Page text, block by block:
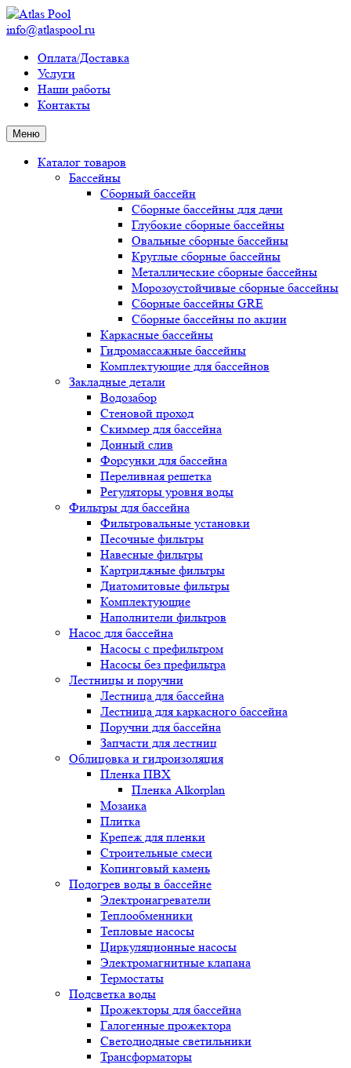
info@atlaspool.ru
Оплата/Доставка
Услуги
Наши работы
Контакты
Меню
Каталог товаров
Бассейны
Сборный бассейн
Сборные бассейны для дачи
Глубокие сборные бассейны
Овальные сборные бассейны
Круглые сборные бассейны
Металлические сборные бассейны
Морозоустойчивые сборные бассейны
Сборные бассейны GRE
Сборные бассейны по акции
Каркасные бассейны
Гидромассажные бассейны
Комплектующие для бассейнов
Закладные детали
Водозабор
Стеновой проход
Скиммер для бассейна
Донный слив
Форсунки для бассейна
Переливная решетка
Регуляторы уровня воды
Фильтры для бассейна
Фильтровальные установки
Песочные фильтры
Навесные фильтры
Картриджные фильтры
Диатомитовые фильтры
Комплектующие
Наполнители фильтров
Насос для бассейна
Насосы с префильтром
Насосы без префильтра
Лестницы и поручни
Лестница для бассейна
Лестница для каркасного бассейна
Поручни для бассейна
Запчасти для лестниц
Облицовка и гидроизоляция
Пленка ПВХ
Пленка Alkorplan
Мозаика
Плитка
Крепеж для пленки
Строительные смеси
Копинговый камень
Подогрев воды в бассейне
Электронагреватели
Теплообменники
Тепловые насосы
Циркуляционные насосы
Электромагнитные клапана
Термостаты
Подсветка воды
Прожекторы для бассейна
Галогенные прожектора
Светодиодные светильники
Трансформаторы